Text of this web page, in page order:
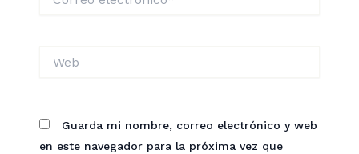
electrónico*
Guarda mi nombre, correo electrónico y web
en este navegador para la próxima vez que